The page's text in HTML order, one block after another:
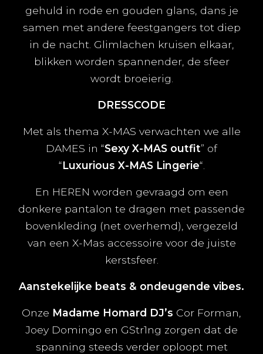
gehuld in rode en gouden glans, dans je
samen met andere feestgangers tot diep
in de nacht. Glimlachen kruisen elkaar,
blikken worden spannender, de sfeer
wordt broeierig.
DRESSCODE
Met als thema X-MAS verwachten we alle
DAMES in “Sexy X-MAS outfit” of
“Luxurious X-MAS Lingerie“.
En HEREN worden gevraagd om een
donkere pantalon te dragen met passende
bovenkleding (net overhemd), vergezeld
van een X-Mas accessoire voor de juiste
kerstsfeer.
Aanstekelijke beats & ondeugende vibes.
Onze Madame Homard DJ’s Cor Forman,
Joey Domingo en GStr1ng zorgen dat de
spanning steeds verder oploopt met